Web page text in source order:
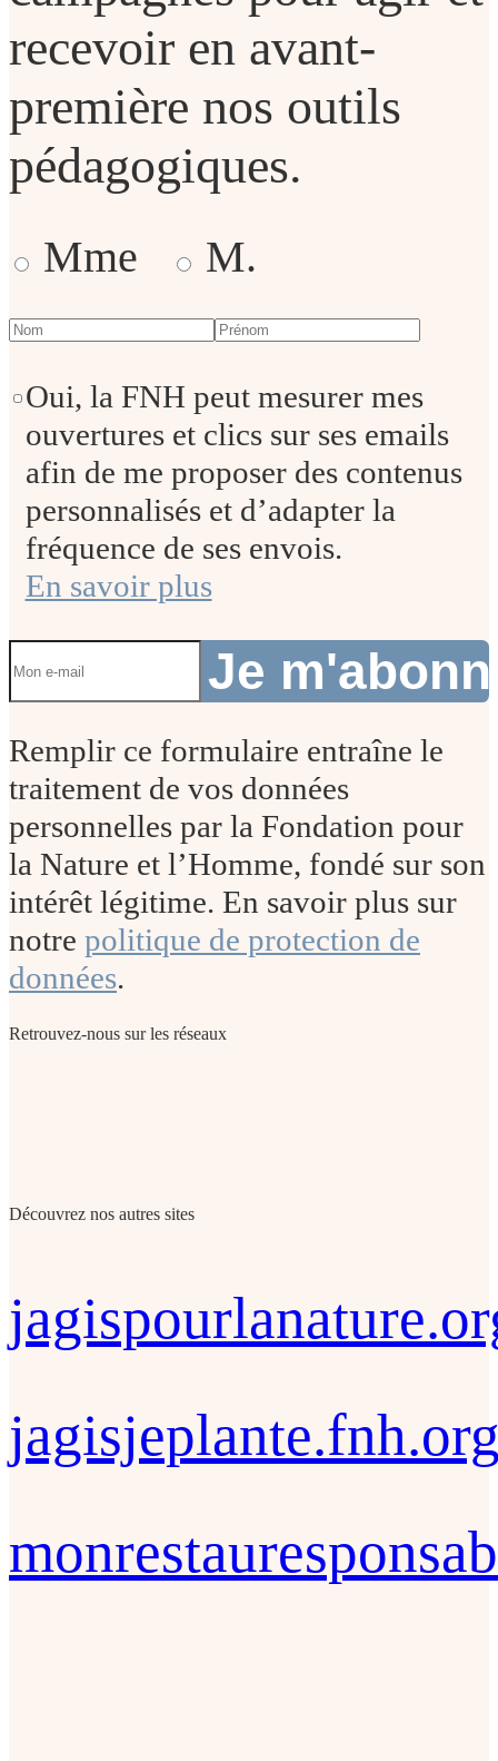
recevoir en avant-
première nos outils
pédagogiques.
Mme M.
Oui, la FNH peut mesurer mes
ouvertures et clics sur ses emails
afin de me proposer des contenus
personnalisés et d’adapter la
fréquence de ses envois.
En savoir plus
Je
Remplir ce formulaire entraîne le
traitement de vos données
personnelles par la Fondation pour
la Nature et l’Homme, fondé sur son
intérêt légitime. En savoir plus sur
notre politique de protection de
données.
Retrouvez-nous sur les réseaux
Découvrez nos autres sites